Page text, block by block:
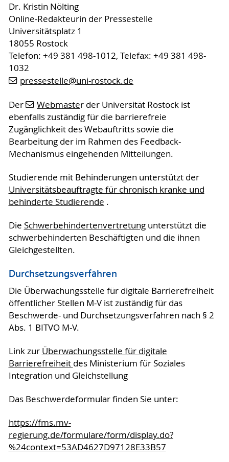
Dr. Kristin Nölting
Online-Redakteurin der Pressestelle
Universitätsplatz 1
18055 Rostock
Telefon: +49 381 498-1012, Telefax: +49 381 498-
1032
pressestelle@uni-rostock.de
Der Webmaster der Universität Rostock ist
ebenfalls zuständig für die barrierefreie
Zugänglichkeit des Webauftritts sowie die
Bearbeitung der im Rahmen des Feedback-
Mechanismus eingehenden Mitteilungen.
Studierende mit Behinderungen unterstützt der
Universitätsbeauftragte für chronisch kranke und
behinderte Studierende .
Die Schwerbehindertenvertretungunterstützt die
schwerbehinderten Beschäftigten und die ihnen
Gleichgestellten.
Durchsetzungsverfahren
Die Überwachungsstelle für digitale Barrierefreiheit
öffentlicher Stellen M-V ist zuständig für das
Beschwerde- und Durchsetzungsverfahren nach § 2
Abs. 1 BITVO M-V.
Link zur Überwachungsstelle für digitale
Barrierefreiheit des Ministerium für Soziales
Integration und Gleichstellung
Das Beschwerdeformular finden Sie unter:
https://fms.mv-
regierung.de/formulare/form/display.do?
%24context=53AD4627D97128E33B57